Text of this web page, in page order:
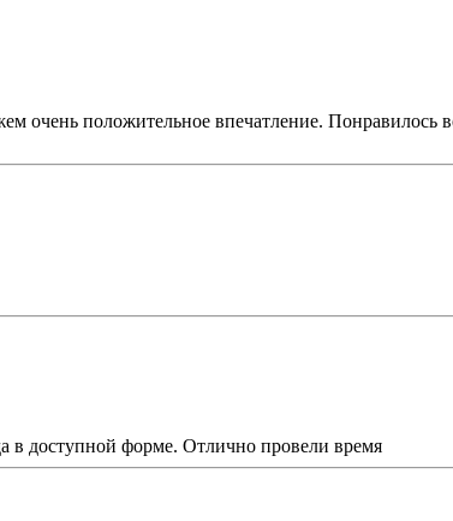
очень положительное впечатление.
в доступной форме. Отлично провели время